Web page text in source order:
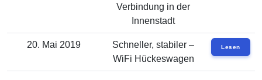
Verbindung in der
Innenstadt
20. Mai 2019
Schneller, stabiler –
WiFi Hückeswagen
Lesen